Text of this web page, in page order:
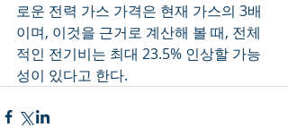
로운 전력 가스 가격은 현재 가스의 3배
이며, 이것을 근거로 계산해 볼 때, 전체
적인 전기비는 최대 23.5% 인상할 가능
성이 있다고 한다.